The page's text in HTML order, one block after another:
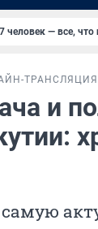
человек — все, что
ТРАНСЛЯЦИЯ
и
самую